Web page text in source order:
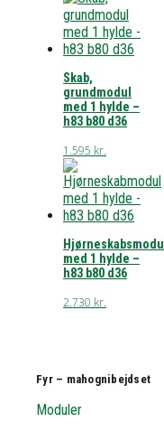
Skab,
grundmodul
med 1 hylde –
h83 b80 d36
1.595 kr.
Hjørneskabsmodul
med 1 hylde –
h83 b80 d36
2.730 kr.
Fyr – mahognibejdset
Moduler